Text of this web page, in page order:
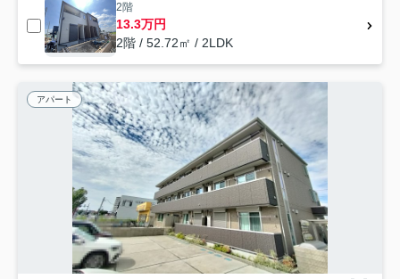
2階
13.3万円
2階 / 52.72㎡ / 2LDK
アパート